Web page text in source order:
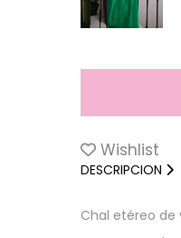
Wishlist
DESCRIPCION
Chal etéreo de